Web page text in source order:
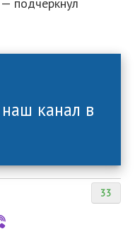
подчеркнул
канал в
33